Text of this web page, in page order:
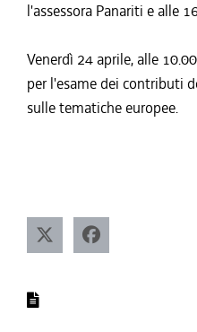
l'assessora Panariti e alle
Venerdì 24 aprile, alle
per l'esame dei contributi
sulle tematiche europee.